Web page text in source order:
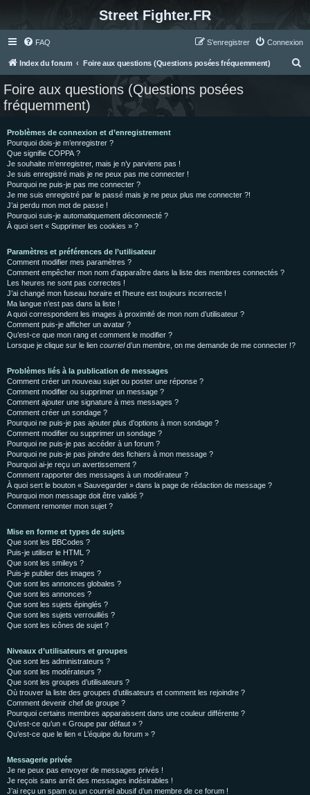
Street Fighter.FR
FAQ Connexion
S’enregistrer
Index du forum Foire aux questions (Questions posées fréquemment)
Foire aux questions (Questions posées
fréquemment)
Problèmes de connexion et d’enregistrement
Pourquoi dois-je m’enregistrer ?
Que signifie COPPA ?
Je souhaite m’enregistrer, mais je n’y parviens pas !
Je suis enregistré mais je ne peux pas me connecter !
Pourquoi ne puis-je pas me connecter ?
Je me suis enregistré par le passé mais je ne peux plus me connecter ?!
J’ai perdu mon mot de passe !
Pourquoi suis-je automatiquement déconnecté ?
À quoi sert « Supprimer les cookies » ?
Paramètres et préférences de l’utilisateur
Comment modifier mes paramètres ?
Comment empêcher mon nom d’apparaître dans la liste des membres connectés ?
Les heures ne sont pas correctes !
J’ai changé mon fuseau horaire et l’heure est toujours incorrecte !
Ma langue n’est pas dans la liste !
A quoi correspondent les images à proximité de mon nom d’utilisateur ?
Comment puis-je afficher un avatar ?
Qu’est-ce que mon rang et comment le modifier ?
Lorsque je clique sur le lien courrield’un membre, on me demande de me connecter !?
Problèmes liés à la publication de messages
Comment créer un nouveau sujet ou poster une réponse ?
Comment modifier ou supprimer un message ?
Comment ajouter une signature à mes messages ?
Comment créer un sondage ?
Pourquoi ne puis-je pas ajouter plus d’options à mon sondage ?
Comment modifier ou supprimer un sondage ?
Pourquoi ne puis-je pas accéder à un forum ?
Pourquoi ne puis-je pas joindre des fichiers à mon message ?
Pourquoi ai-je reçu un avertissement ?
Comment rapporter des messages à un modérateur ?
À quoi sert le bouton « Sauvegarder » dans la page de rédaction de message ?
Pourquoi mon message doit être validé ?
Comment remonter mon sujet ?
Mise en forme et types de sujets
Que sont les BBCodes ?
Puis-je utiliser le HTML ?
Que sont les smileys ?
Puis-je publier des images ?
Que sont les annonces globales ?
Que sont les annonces ?
Que sont les sujets épinglés ?
Que sont les sujets verrouillés ?
Que sont les icônes de sujet ?
Niveaux d’utilisateurs et groupes
Que sont les administrateurs ?
Que sont les modérateurs ?
Que sont les groupes d’utilisateurs ?
Où trouver la liste des groupes d’utilisateurs et comment les rejoindre ?
Comment devenir chef de groupe ?
Pourquoi certains membres apparaissent dans une couleur différente ?
Qu’est-ce qu’un « Groupe par défaut » ?
Qu’est-ce que le lien « L’équipe du forum » ?
Messagerie privée
Je ne peux pas envoyer de messages privés !
Je reçois sans arrêt des messages indésirables !
J’ai reçu un spam ou un courriel abusif d’un membre de ce forum !